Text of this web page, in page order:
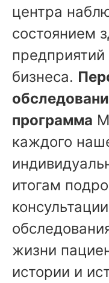
центра
состоянием
бизнеса.
программа
каждого
итогам
жизни
истории и